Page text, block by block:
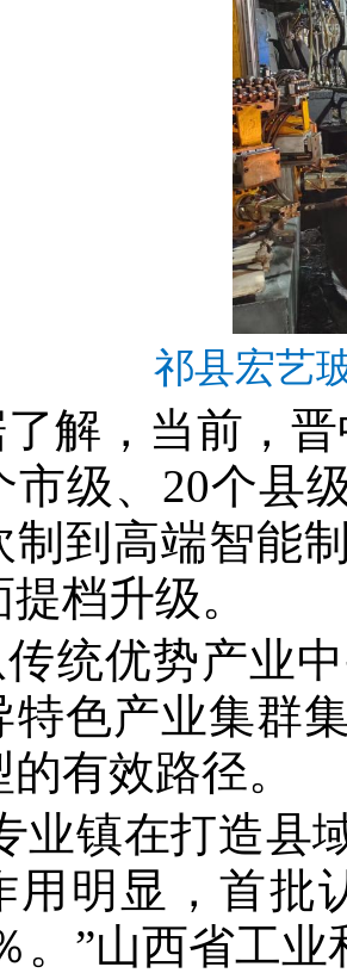
祁县宏艺
解，当前，
市级、20个县
制到高端智能
档升级。
传统优势产业
特色产业集群
有效路径。
业镇在打造县
用明显，首批
。”山西省工